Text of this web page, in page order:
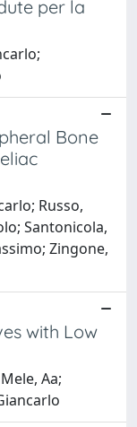
per la
Bone
Russo,
Santonicola,
Zingone,
with Low
Aa;